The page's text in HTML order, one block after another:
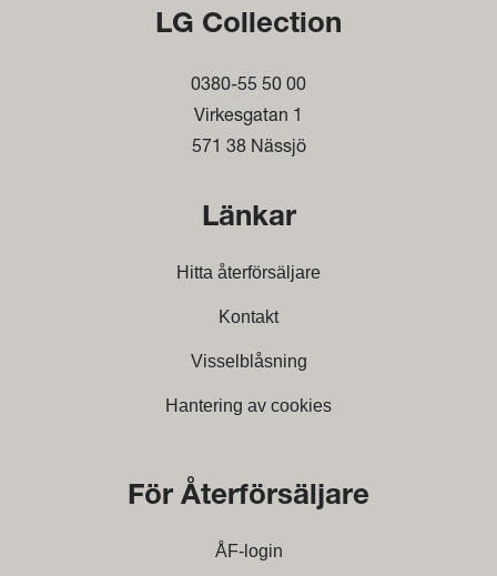
LG Collection
0380-55 50 00
Virkesgatan 1
571 38 Nässjö
Länkar
Hitta återförsäljare
Kontakt
Visselblåsning
Hantering av cookies
För Återförsäljare
ÅF-login